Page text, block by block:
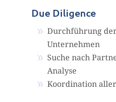
Due Diligence
Durchführung
Unternehmen
Suche nach
Analyse
Koordination